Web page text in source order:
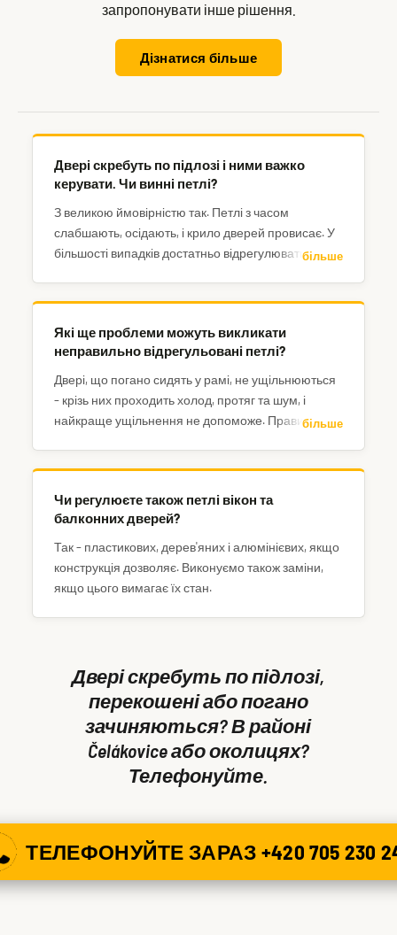
запропонувати інше рішення.
Дізнатися більше
Двері скребуть по підлозі і ними важко
керувати. Чи винні петлі?
З великою ймовірністю так. Петлі з часом
слабшають, осідають, і крило дверей провисає. У
більшості випадків достатньо відрегулюватибільше
Які ще проблеми можуть викликати
неправильно відрегульовані петлі?
Двері, що погано сидять у рамі, не ущільнюються
– крізь них проходить холод, протяг та шум, і
найкраще ущільнення не допоможе. Правильне
бути ускладненим, якщо язичок замка не
правильно заходить у відповідник.
більше
Чи регулюєте також петлі вікон та
балконних дверей?
Так – пластикових, дерев'яних і алюмінієвих, якщо
конструкція дозволяє. Виконуємо також заміни,
якщо цього вимагає їх стан.
Двері скребуть по підлозі,
перекошені або погано
зачиняються? В районі
Čelákovice або околицях?
Телефонуйте.
ТЕЛЕФОНУЙТЕ ЗАРАЗ +420 705 230